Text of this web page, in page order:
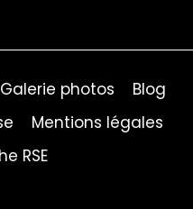
Galerie photos
Blog
Mentions légales
RSE